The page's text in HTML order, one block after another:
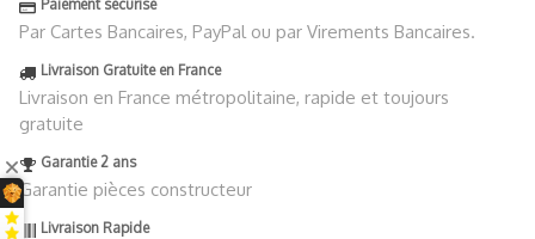
Paiement sécurisé
Par Cartes Bancaires, PayPal ou par Virements Bancaires.
Livraison Gratuite en France
Livraison en France métropolitaine, rapide et toujours
gratuite
Garantie 2 ans
Garantie pièces constructeur
Livraison Rapide